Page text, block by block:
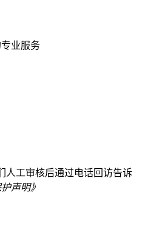
业服务
人工审核后通过电话回访告诉
声明》